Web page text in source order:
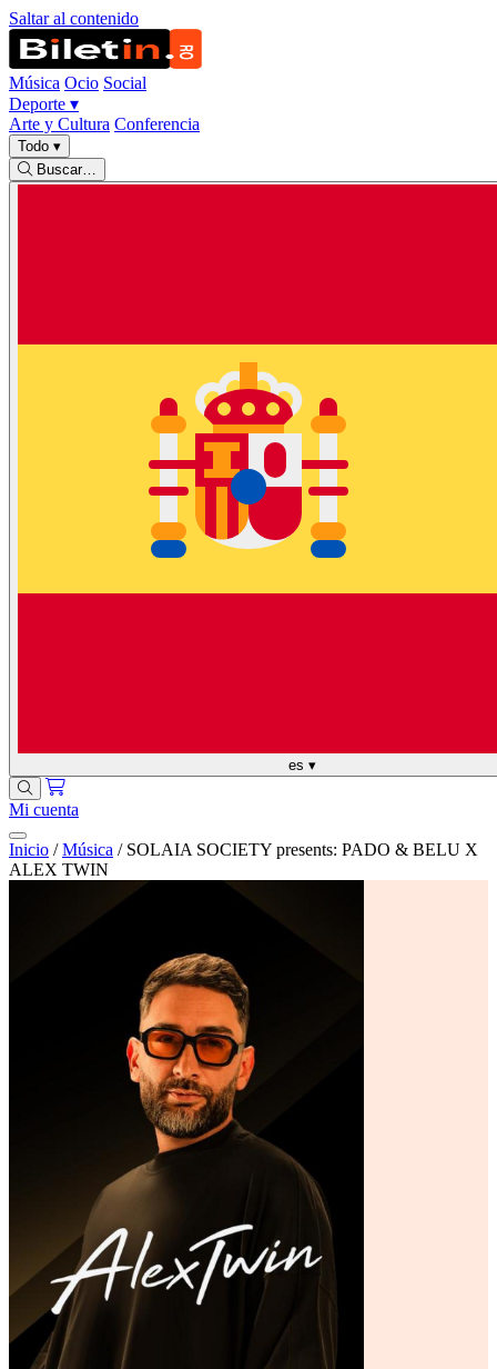
Saltar al contenido
Música Ocio Social
Deporte ▾
Arte y Cultura Conferencia
Todo ▾
Buscar…
es ▾
Mi cuenta
Inicio / Música / SOLAIA SOCIETY presents: PADO & BELU X
ALEX TWIN